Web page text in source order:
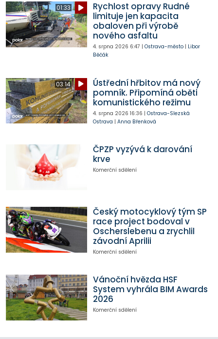
01:33
Rychlost opravy Rudné
limituje jen kapacita
obaloven při výrobě
nového asfaltu
4. srpna 2026 6:47 | Ostrava-město| Libor
Běčák
03:14
Ústřední hřbitov má nový
pomník. Připomíná oběti
komunistického režimu
4. srpna 2026 16:36 | Ostrava-Slezská
Ostrava | Anna Břenková
ČPZP vyzývá k darování
krve
Komerční sdělení
Český motocyklový tým SP
race project bodoval v
Oscherslebenu a zrychlil
závodní Aprilii
Komerční sdělení
Vánoční hvězda HSF
System vyhrála BIM Awards
2026
Komerční sdělení